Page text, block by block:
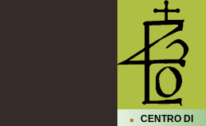
CENTRO DI